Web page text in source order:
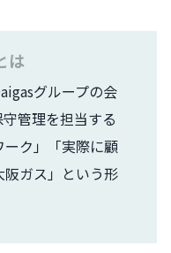
は
グループの会
管理を担当する
ク」「実際に顧
ガス」という形